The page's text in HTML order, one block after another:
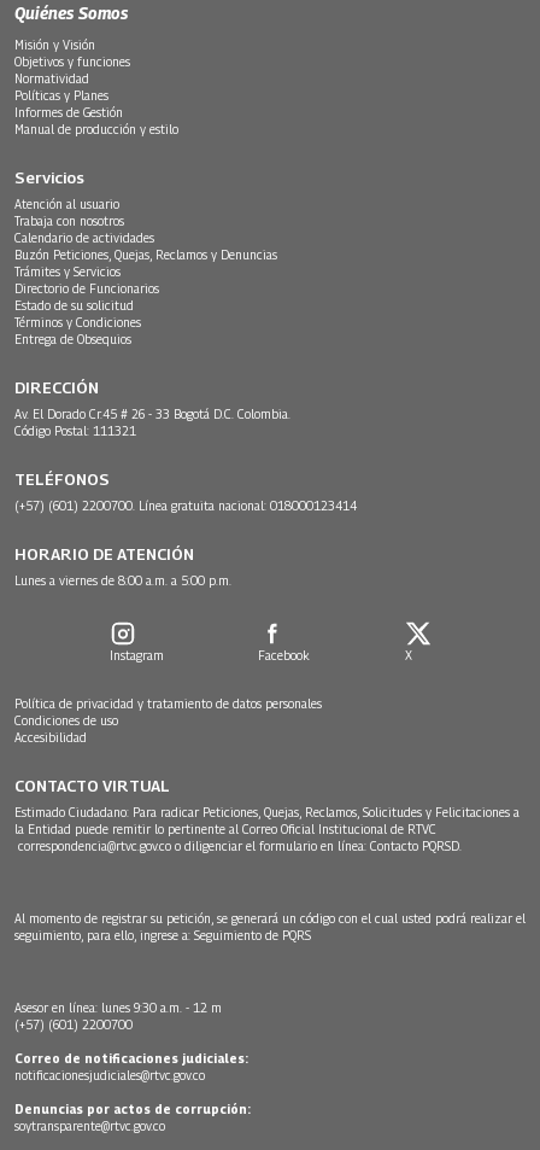
Quiénes Somos
Misión y Visión
Objetivos y funciones
Normatividad
Políticas y Planes
Informes de Gestión
Manual de producción y estilo
Servicios
Atención al usuario
Trabaja con nosotros
Calendario de actividades
Buzón Peticiones, Quejas, Reclamos y Denuncias
Trámites y Servicios
Directorio de Funcionarios
Estado de su solicitud
Términos y Condiciones
Entrega de Obsequios
DIRECCIÓN
Av. El Dorado Cr.45 # 26 - 33 Bogotá D.C. Colombia.
Código Postal: 111321
TELÉFONOS
(+57) (601) 2200700. Línea gratuita nacional: 018000123414
HORARIO DE ATENCIÓN
Lunes a viernes de 8:00 a.m. a 5:00 p.m.
Instagram Facebook X
Política de privacidad y tratamiento de datos personales
Condiciones de uso
Accesibilidad
CONTACTO VIRTUAL
Estimado Ciudadano: Para radicar Peticiones, Quejas, Reclamos, Solicitudes y Felicitaciones a
la Entidad puede remitir lo pertinente al Correo Oficial Institucional de RTVC
correspondencia@rtvc.gov.co o diligenciar el formulario en línea: Contacto PQRSD.
Al momento de registrar su petición, se generará un código con el cual usted podrá realizar el
seguimiento, para ello, ingrese a: Seguimiento de PQRS
Asesor en línea: lunes 9:30 a.m. - 12 m
(+57) (601) 2200700
Correo de notificaciones judiciales:
notificacionesjudiciales@rtvc.gov.co
Denuncias por actos de corrupción:
soytransparente@rtvc.gov.co